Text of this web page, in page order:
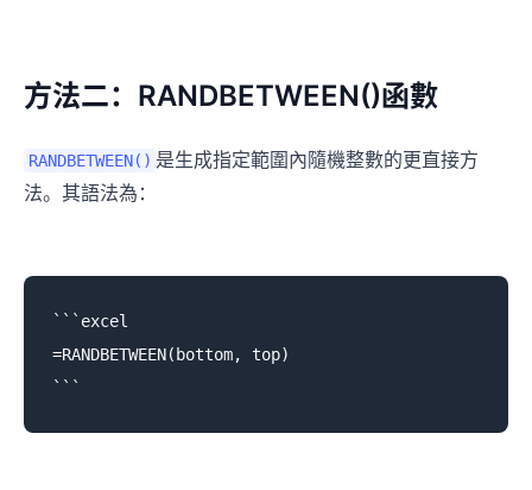
方法二：RANDBETWEEN()函數
RANDBETWEEN() 是生成指定範圍內隨機整數的更直接方
法。其語法為：
```excel
=RANDBETWEEN(bottom, top)